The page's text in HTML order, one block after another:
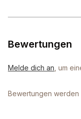
Bewertungen
Melde dich an , um
Bewertungen